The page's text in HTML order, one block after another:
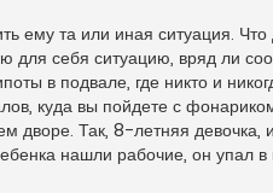
ему та или иная ситуация. Что
для себя ситуацию, вряд ли
в подвале, где никто и
куда вы пойдете с
дворе. Так, 8-летняя
нашли рабочие, он упал в